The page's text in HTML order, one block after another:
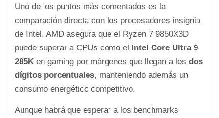
Uno de los puntos más comentados es la
comparación directa con los procesadores insignia
de Intel. AMD asegura que el Ryzen 7 9850X3D
puede superar a CPUs como el Intel Core Ultra 9
285K en gaming por márgenes que llegan a los dos
dígitos porcentuales, manteniendo además un
consumo energético competitivo.
Aunque habrá que esperar a los benchmarks